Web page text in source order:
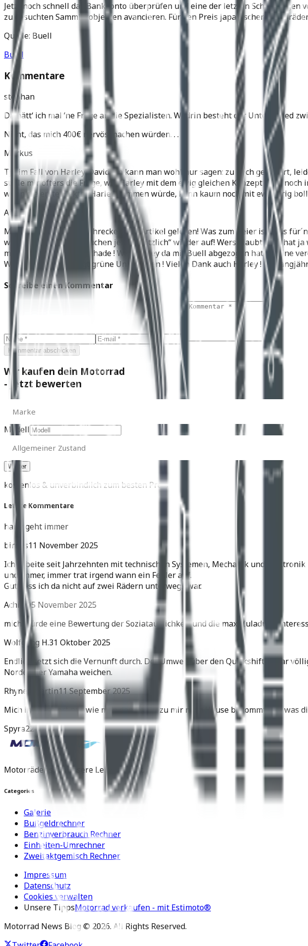
Jetzt noch schnell das Bankkonto überprüfen und eine der letzten
zu gesuchten Sammlerobjekten avancieren. Für den Preis japanischer
Quelle: Buell
Buell
Kommentare
stephan
Da hätt‘ ich mal ’ne Frage an die Spezialisten. Wodrin besteht der Unterschied
Nicht, das mich 400€ nervös machen würden. . .
Markus
Tja im Fall von Harley-Davidson kann man wohl nur sagen: zu hoch gepokert,
stelle mir öfters die Frage, wie Harley mit dem ewig gleichen Konzept auch
wenn die erste Elektro Harley kommen würde, kann kaum noch mit ewig urig
Andi
Moin! Hab grad mit Erschrecken den Artikel gelesen! Was zum Geier is´n das
wie auch immer und tauchen jetzt „plötzlich“ wieder auf! Wers glaubt !!! Da hat
müden Dollar mehr – Schade ! Was Harley da mit Buell abgezogen hat war ´ne
Weihnachtsmann trägt grüne Unterhosen ! Vielen Dank auch Harley ! Ein
Schreibe einen Kommentar
Kommentar abschicken
Wir kaufen dein Motorrad
- Jetzt bewerten
Marke
Modell
Zustand
Allgemeiner Zustand
kostenlos & unverbindlich zum besten Preis
Letzte Kommentare
harly geht immer
birnes11 November 2025
Ich arbeite seit Jahrzehnten mit technischen Systemen, Mechanik und Elektronik
und immer, immer trat irgend wann ein Fehler auf.
Gut dass ich da nicht auf zwei Rädern unterwegs war.
Achim05 November 2025
mich würde eine Bewertung der Soziatauglichkeit und die max. Zuladung
Wolfgang H.31 Oktober 2025
Endlich setzt sich die Vernunft durch. Der Umweg über den Quickshifter war
Norden der Yamaha weichen.
Rhyner Martin11 September 2025
Mich interessiert nur wie man den Roller zu mir nach Hause bekommt und was
Spyra22 Juli 2025
Motorräder sind unsere Leidenschaft.
Categories
Galerie
Bußgeldrechner
Benzinverbrauch Rechner
Einheiten-Umrechner
Zweitaktgemisch Rechner
Impressum
Datenschutz
Cookies verwalten
Unsere TippsMotorrad verkaufen - mit Estimoto®
Motorrad News Blog © 2026. All Rights Reserved.